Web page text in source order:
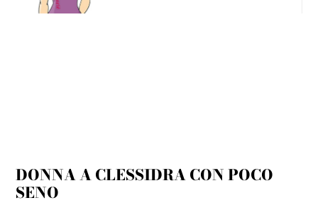
DONNA A CLESSIDRA CON POCO
SENO